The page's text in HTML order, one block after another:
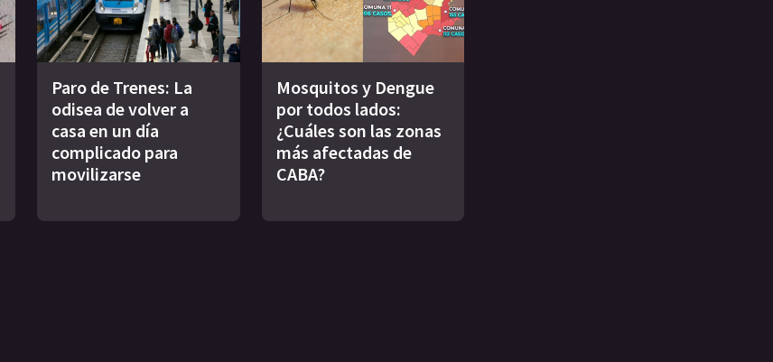
Paro de Trenes: La
odisea de volver a
casa en un día
complicado para
movilizarse
Mosquitos y Dengue
por todos lados:
¿Cuáles son las zonas
más afectadas de
CABA?